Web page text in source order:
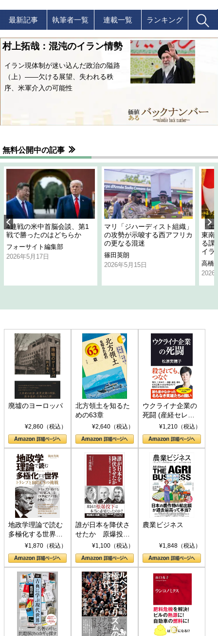
最新記事 執筆者一覧 連載一覧 ランキング
村上拓哉：混沌のイラン情勢
イラン現体制が迷い込んだ政治の隘路
（上）――欠ける展望、失われる秩
序、米軍介入の可能性
無料公開中の記事
4連戦の米中首脳会談、第1
戦で勝ったのはどちらか
フォーサイト編集部
2026年5月17日
マリ「ジハーディスト組織」
の攻勢が示唆する西アフリカ
の更なる混迷
篠田英朗
2026年5月15日
「
東南
る課
イラ
高橋
2026
廃墟のヨーロッパ
¥2,860（税込）
北方領土を知るた
めの63章
¥2,640（税込）
ウクライナ企業の
死闘 (産経セレク
ト S 039)¥1,210（税込）
地政学理論で読む
多極化する世界：
トランプとBRICS
の挑戦
¥1,870（税込）
誰が日本を降伏さ
せたか 原爆投
下、ソ連参戦、そ
して聖断 (PHP新
書)
¥1,100（税込）
農業ビジネス
¥1,848（税込）